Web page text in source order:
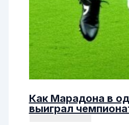
Как Марадона в
выиграл